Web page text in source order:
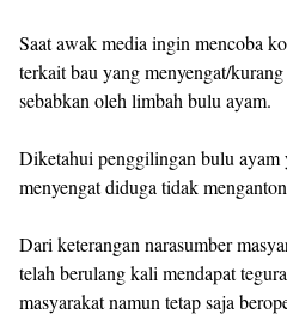
Saat awak media ingin mencoba
terkait bau yang menyengat/
sebabkan oleh limbah bulu ayam.
Diketahui penggilingan bulu ayam
menyengat diduga tidak
Dari keterangan narasumber
telah berulang kali mendapat
masyarakat namun tetap saja